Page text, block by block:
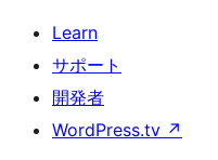
Learn
サポート
開発者
WordPress.tv ↗